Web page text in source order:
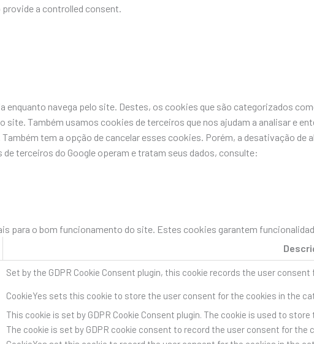
a controlled consent.
enquanto navega pelo site. Destes, os cookies que são categorizados
site. Também usamos cookies de terceiros que nos ajudam a analisar e
tem a opção de cancelar esses cookies. Porém, a desativação de
terceiros do Google operam e tratam seus dados, consulte:
para o bom funcionamento do site. Estes cookies garantem
Set by the GDPR Cookie Consent plugin, this cookie records the user
CookieYes sets this cookie to store the user consent for the cookies in the
This cookie is set by GDPR Cookie Consent plugin. The cookie is used to
The cookie is set by GDPR cookie consent to record the user consent for the